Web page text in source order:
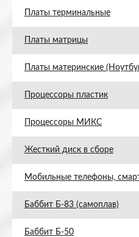
Платы терминальные
Платы матрицы
Платы материнские
Процессоры пластик
Процессоры МИКС
Жесткий диск в сборе
Мобильные телефоны,
Баббит Б-83 (самоплав)
Баббит Б-50